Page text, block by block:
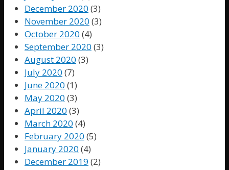
December 2020 (3)
November 2020 (3)
October 2020 (4)
September 2020 (3)
August 2020 (3)
July 2020 (7)
June 2020 (1)
May 2020 (3)
April 2020 (3)
March 2020 (4)
February 2020 (5)
January 2020 (4)
December 2019 (2)